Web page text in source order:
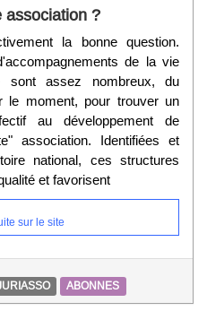
association ?
la bonne question.
de la vie
sont assez nombreux, du
le moment, pour trouver un
au développement de
association. Identifiées et
national, ces structures
et favorisent
sur le site
ABONNES